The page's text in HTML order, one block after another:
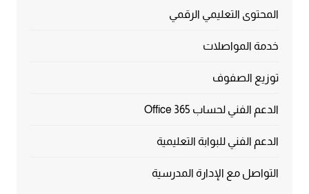
المحتوى التعليمي الرقمي
خدمة المواصلات
توزيع الصفوف
الدعم الفني لحساب Office 365
الدعم الفني للبوابة التعليمية
التواصل مع الإدارة المدرسية